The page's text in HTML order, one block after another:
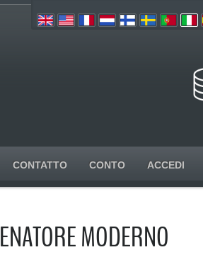
CONTATTO CONTO ACCEDI
MODERNO